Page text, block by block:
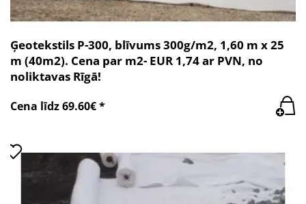
Ģeotekstils P-300, blīvums 300g/m2, 1,60 m x 25
m (40m2). Cena par m2- EUR 1,74 ar PVN, no
noliktavas Rīgā!
Cena līdz 69.60€ *